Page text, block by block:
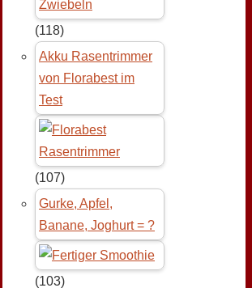
(118)
Akku Rasentrimmer
von Florabest im
Test
(107)
Gurke, Apfel,
Banane, Joghurt = ?
(103)